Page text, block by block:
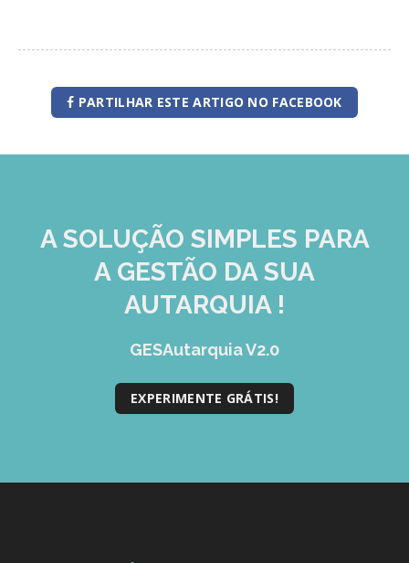
PARTILHAR ESTE ARTIGO NO FACEBOOK
A SOLUÇÃO SIMPLES PARA
A GESTÃO DA SUA
AUTARQUIA !
GESAutarquia V2.0
EXPERIMENTE GRÁTIS!